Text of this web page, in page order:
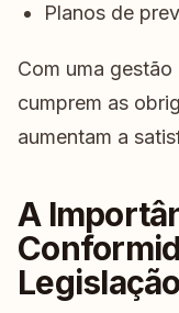
Planos de
Com uma
cumprem as
aumentam a
A